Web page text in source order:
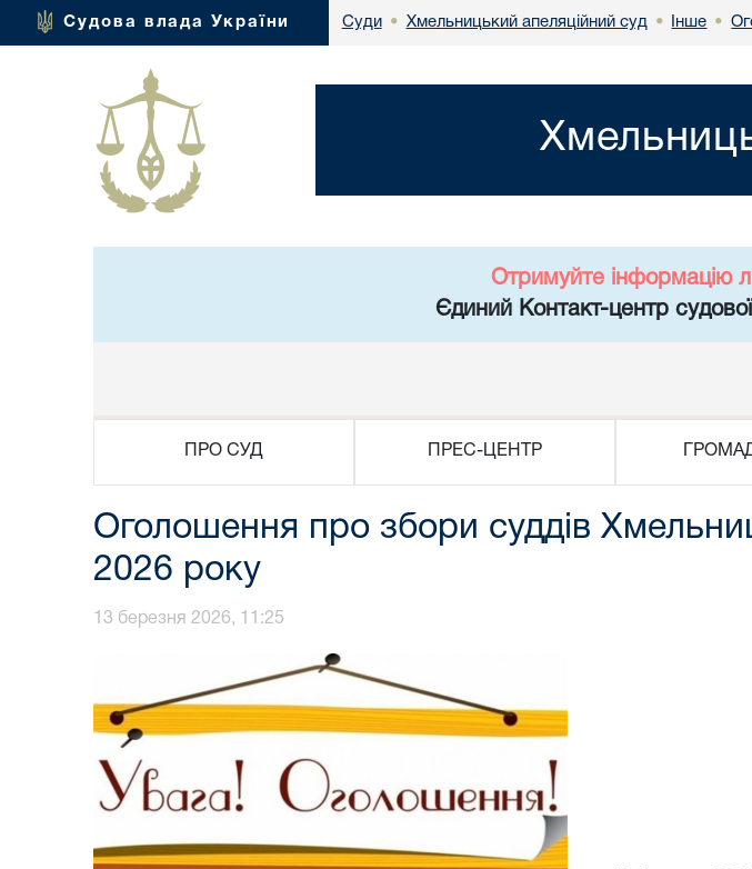
Судова влада України Суди • Хмельницький апеляційний суд • Інше •
Отримуйте інформацію
Єдиний Контакт-центр
ПРО СУД ПРЕС-ЦЕНТР
Оголошення про збори суддів
2026 року
13 березня 2026, 11:25